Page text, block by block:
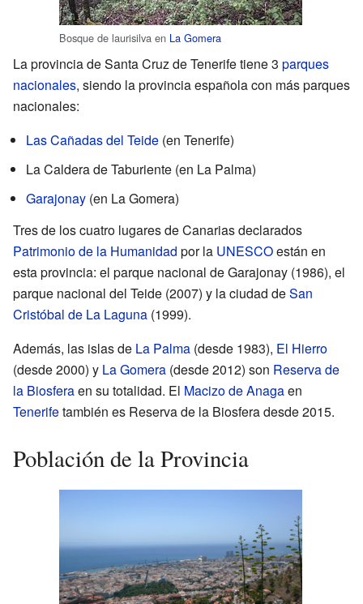
Bosque de laurisilva en La Gomera
La provincia de Santa Cruz de Tenerife tiene 3 parques
nacionales, siendo la provincia española con más parques
nacionales:
Las Cañadas del Teide (en Tenerife)
La Caldera de Taburiente (en La Palma)
Garajonay (en La Gomera)
Tres de los cuatro lugares de Canarias declarados
Patrimonio de la Humanidad por la UNESCOestán en
esta provincia: el parque nacional de Garajonay (1986), el
parque nacional del Teide (2007) y la ciudad deSan
Cristóbal de La Laguna (1999).
Además, las islas de La Palma (desde 1983), El Hierro
(desde 2000) y La Gomera (desde 2012) son Reserva de
la Biosferaen su totalidad. El Macizo de Anagaen
Tenerifetambién es Reserva de la Biosfera desde 2015.
Población de la Provincia